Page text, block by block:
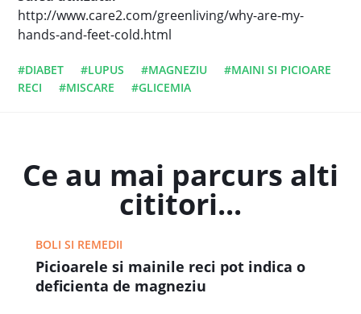
http://www.care2.com/greenliving/why-are-my-
hands-and-feet-cold.html
#DIABET #LUPUS #MAGNEZIU
#MAINI SI PICIOARE
RECI
#MISCARE #GLICEMIA
Ce au mai parcurs alti
cititori...
BOLI SI REMEDII
Picioarele si mainile reci pot indica o
deficienta de magneziu